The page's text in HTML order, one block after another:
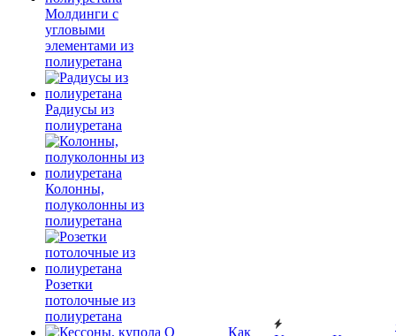
Молдинги с
угловыми
элементами из
полиуретана
Радиусы из
полиуретана
Колонны,
полуколонны из
полиуретана
Розетки
потолочные из
полиуретана
О
Как